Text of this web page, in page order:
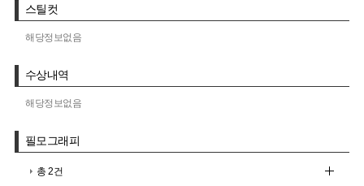
스틸컷
해당정보없음
수상내역
해당정보없음
필모그래피
총 2건